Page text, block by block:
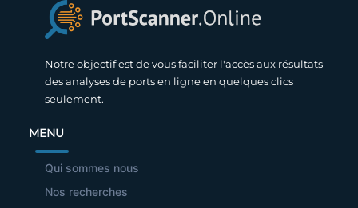
Notre objectif est de vous faciliter l'accès aux résultats
des analyses de ports en ligne en quelques clics
seulement.
MENU
Qui sommes nous
Nos recherches